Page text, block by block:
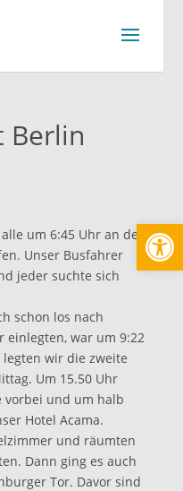
Berlin
um 6:45 Uhr an der
Unser Busfahrer
jeder suchte sich
schon los nach
einlegten, war um 9:22
wir die zweite
Um 15.50 Uhr
vorbei und um halb
Hotel Acama.
und räumten
Dann ging es auch
Tor. Davor sind